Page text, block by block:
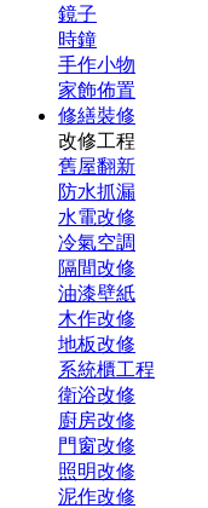
鏡子
時鐘
手作小物
家飾佈置
修繕裝修
改修工程
舊屋翻新
防水抓漏
水電改修
冷氣空調
隔間改修
油漆壁紙
木作改修
地板改修
系統櫃工程
衛浴改修
廚房改修
門窗改修
照明改修
泥作改修